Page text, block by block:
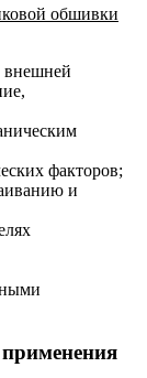
обшивки
внешней
факторов;
и
применения